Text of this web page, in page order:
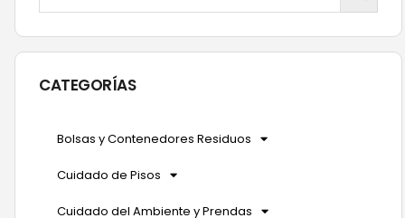
CATEGORÍAS
Bolsas y Contenedores Residuos
Cuidado de Pisos
Cuidado del Ambiente y Prendas